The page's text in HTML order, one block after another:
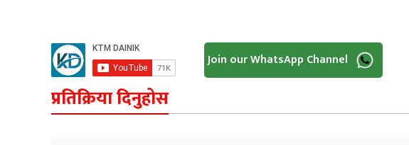
Join our WhatsApp Channel
प्रतिक्रिया दिनुहोस